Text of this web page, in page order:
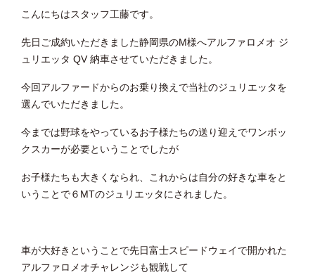
こんにちはスタッフ工藤です。
先日ご成約いただきました静岡県のM様へアルファロメオ ジ
ュリエッタ QV 納車させていただきました。
今回アルファードからのお乗り換えで当社のジュリエッタを
選んでいただきました。
今までは野球をやっているお子様たちの送り迎えでワンボッ
クスカーが必要ということでしたが
お子様たちも大きくなられ、これからは自分の好きな車をと
いうことで６MTのジュリエッタにされました。
車が大好きということで先日富士スピードウェイで開かれた
アルファロメオチャレンジも観戦して